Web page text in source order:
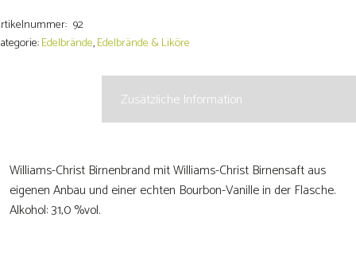
92
Edelbrände,Edelbrände & Liköre
Zusätzliche Information
Williams-Christ Birnenbrand mit Williams-Christ Birnensaft aus
eigenen Anbau und einer echten Bourbon-Vanille in der Flasche.
Alkohol: 31,0 %vol.